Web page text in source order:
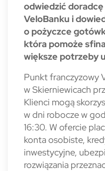
odwiedzić
VeloBanku i
o pożyczce
która pomoże
większe potrzeby
Punkt franczyzowy
w Skierniewicach
Klienci mogą
w dni robocze w
16:30. W ofercie
konta osobiste,
inwestycyjne,
rozwiązania